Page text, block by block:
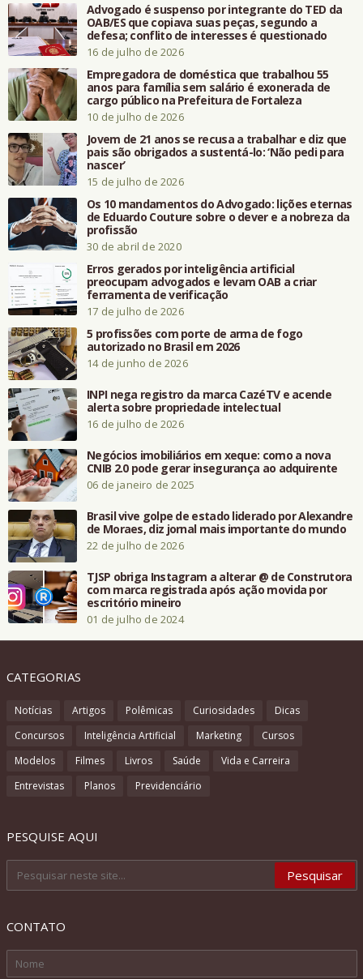
Advogado é suspenso por integrante do TED da
OAB/ES que copiava suas peças, segundo a
defesa; conflito de interesses é questionado
16 de julho de 2026
Empregadora de doméstica que trabalhou 55
anos para família sem salário é exonerada de
cargo público na Prefeitura de Fortaleza
10 de julho de 2026
Jovem de 21 anos se recusa a trabalhar e diz que
pais são obrigados a sustentá-lo: ‘Não pedi para
nascer’
15 de julho de 2026
Os 10 mandamentos do Advogado: lições eternas
de Eduardo Couture sobre o dever e a nobreza da
profissão
30 de abril de 2020
Erros gerados por inteligência artificial
preocupam advogados e levam OAB a criar
ferramenta de verificação
17 de julho de 2026
5 profissões com porte de arma de fogo
autorizado no Brasil em 2026
14 de junho de 2026
INPI nega registro da marca CazéTV e acende
alerta sobre propriedade intelectual
16 de julho de 2026
Negócios imobiliários em xeque: como a nova
CNIB 2.0 pode gerar insegurança ao adquirente
06 de janeiro de 2025
Brasil vive golpe de estado liderado por Alexandre
de Moraes, diz jornal mais importante do mundo
22 de julho de 2026
TJSP obriga Instagram a alterar @ de Construtora
com marca registrada após ação movida por
escritório mineiro
01 de julho de 2024
CATEGORIAS
Notícias Artigos Polêmicas Curiosidades
Dicas
Concursos
Inteligência Artificial Marketing
Cursos
Modelos
Filmes Livros Saúde
Vida e Carreira
Entrevistas
Planos Previdenciário
PESQUISE AQUI
CONTATO